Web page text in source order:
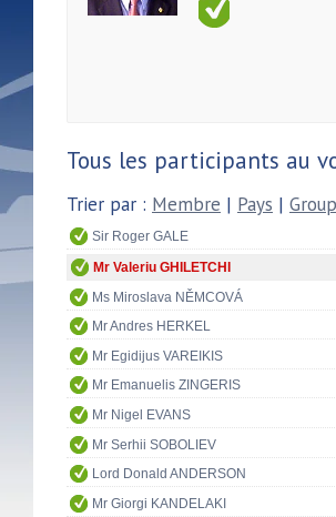
Tous les participants au
Trier par : Membre | Pays |
Sir Roger GALE
Mr Valeriu GHILETCHI
Ms Miroslava NĚMCOVÁ
Mr Andres HERKEL
Mr Egidijus VAREIKIS
Mr Emanuelis ZINGERIS
Mr Nigel EVANS
Mr Serhii SOBOLIEV
Lord Donald ANDERSON
Mr Giorgi KANDELAKI